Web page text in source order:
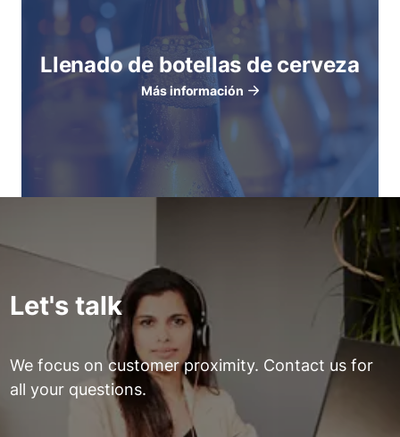
Llenado de botellas de cerveza
Más información
Let's talk
We focus on customer proximity. Contact us for
all your questions.